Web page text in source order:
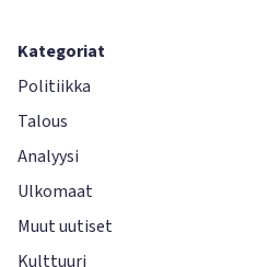
Kategoriat
Politiikka
Talous
Analyysi
Ulkomaat
Muut uutiset
Kulttuuri